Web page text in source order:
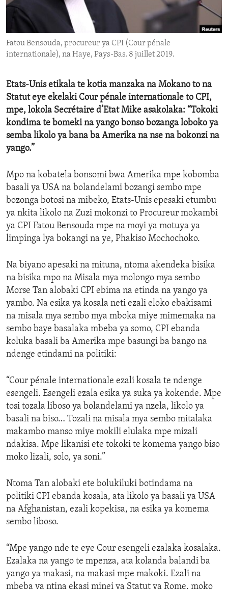
ENVIRONMENT AND HEALTH
IDEALS AND INSTITUTIONS
Fatou Bensouda, procureur ya CPI (Cour pénale
internationale), na Haye, Pays-Bas. 8 juillet 2019.
Etats-Unis etikala te kotia manzaka na Mokano to na
Statut eye ekelaki Cour pénale internationale to CPI,
mpe, lokola Secrétaire d’Etat Mike asakolaka: “Tokoki
kondima te bomeki na yango bonso bozanga loboko ya
semba likolo ya bana ba Amerika na nse na bokonzi na
yango.”
Mpo na kobatela bonsomi bwa Amerika mpe kobomba
basali ya USA na bolandelami bozangi sembo mpe
bozonga botosi na mibeko, Etats-Unis epesaki etumbu
ya nkita likolo na Zuzi mokonzi to Procureur mokambi
ya CPI Fatou Bensouda mpe na moyi ya motuya ya
limpinga lya bokangi na ye, Phakiso Mochochoko.
Na biyano apesaki na mituna, ntoma akendeka bisika
na bisika mpo na Misala mya molongo mya sembo
Morse Tan alobaki CPI ebima na etinda na yango ya
yambo. Na esika ya kosala neti ezali eloko ebakisami
na misala mya sembo mya mboka miye mimemaka na
sembo baye basalaka mbeba ya somo, CPI ebanda
koluka basali ba Amerika mpe basungi ba bango na
ndenge etindami na politiki:
“Cour pénale internationale ezali kosala te ndenge
esengeli. Esengeli ezala esika ya suka ya kokende. Mpe
tosi tozala liboso ya bolandelami ya nzela, likolo ya
basali na biso… Tozali na misala mya sembo mitalaka
makambo manso miye mokili elulaka mpe mizali
ndakisa. Mpe likanisi ete tokoki te komema yango biso
moko lizali, solo, ya soni.”
Ntoma Tan alobaki ete bolukiluki botindama na
politiki CPI ebanda kosala, ata likolo ya basali ya USA
na Afghanistan, ezali kopekisa, na esika ya komema
sembo liboso.
“Mpe yango nde te eye Cour esengeli ezalaka kosalaka.
Ezalaka na yango te mpenza, ata kolanda balandi ba
yango ya makasi, na makasi mpe makoki. Ezali na
mbeba ya ntina ekasi minei ya Statut ya Rome, moko